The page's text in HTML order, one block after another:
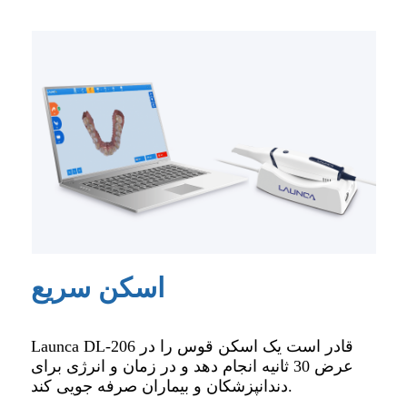
اسکن سریع
Launca DL-206 قادر است یک اسکن قوس را در
عرض 30 ثانیه انجام دهد و در زمان و انرژی برای
دندانپزشکان و بیماران صرفه جویی کند.